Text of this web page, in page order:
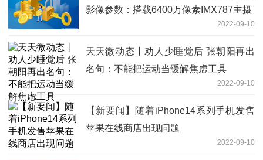
影像参数：搭载6400万像素IMX787主摄
2022-09-10
天天微动态丨劝人少睡觉后 张朝阳再出
名句：不能把运动当缓解焦虑工具
2022-09-10
【新要闻】随着iPhone14系列手机发售
苹果在线商店出现问题
2022-09-10